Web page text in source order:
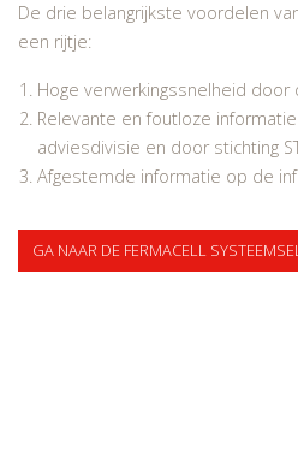
De drie belangrijkste voordelen
een rijtje:
Hoge verwerkingssnelheid door
Relevante en foutloze
adviesdivisie en door stichting
Afgestemde informatie op de
GA NAAR DE FERMACELL